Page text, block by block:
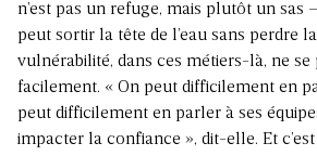
n’est pas un refuge, mais plutôt un sas
peut sortir la tête de l’eau sans perdre
vulnérabilité, dans ces métiers-là, ne se
facilement. « On peut difficilement en
peut difficilement en parler à ses
impacter la confiance », dit-elle. Et